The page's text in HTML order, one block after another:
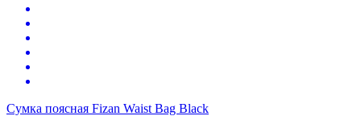
Сумка поясная Fizan Waist Bag Black